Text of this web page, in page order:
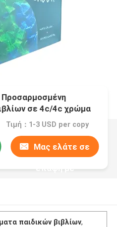
σε 4c/4c χρώμα
και
Τιμή：1-3 USD per copy
Μας ελάτε σε
επαφή με
παιδικών βιβλίων,